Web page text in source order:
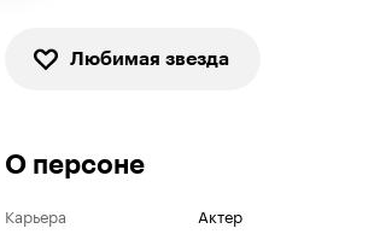
Любимая звезда
О персоне
Карьера
Актер